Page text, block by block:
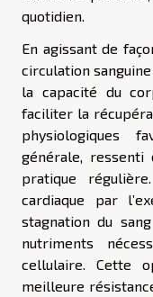
quotidien.
En agissant de
circulation
la capacité du
faciliter la
physiologiques
générale, ressenti
pratique
cardiaque par
stagnation du
nutriments
cellulaire. Cette
meilleure